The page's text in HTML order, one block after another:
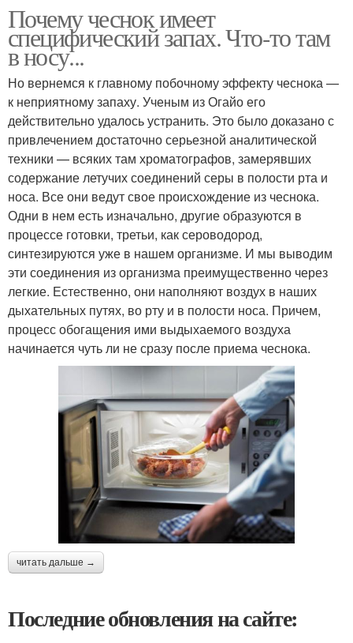
Чеснок изо рта
Почему чеснок имеет
специфический запах. Что-то там
в носу...
Но вернемся к главному побочному эффекту чеснока —
к неприятному запаху. Ученым из Огайо его
действительно удалось устранить. Это было доказано с
привлечением достаточно серьезной аналитической
техники — всяких там хроматографов, замерявших
содержание летучих соединений серы в полости рта и
носа. Все они ведут свое происхождение из чеснока.
Одни в нем есть изначально, другие образуются в
процессе готовки, третьи, как сероводород,
синтезируются уже в нашем организме. И мы выводим
эти соединения из организма преимущественно через
легкие. Естественно, они наполняют воздух в наших
дыхательных путях, во рту и в полости носа. Причем,
процесс обогащения ими выдыхаемого воздуха
начинается чуть ли не сразу после приема чеснока.
читать дальше →
Последние обновления на сайте: